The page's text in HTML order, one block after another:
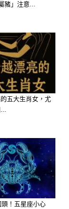
豬」注意...
五大生肖女，尤
！五星座小心